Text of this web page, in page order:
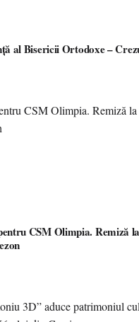
al Bisericii Ortodoxe –
CSM Olimpia. Remiză